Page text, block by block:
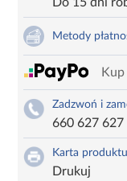
Metody
Zadzwoń i
660 627 627
Karta produktu
Drukuj